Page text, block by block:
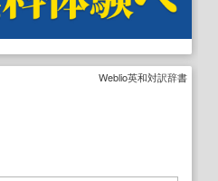
Weblio英和対訳辞書